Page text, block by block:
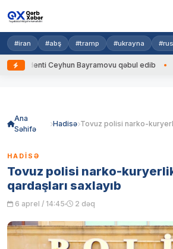
#iran #abş #tramp #ukrayna
Ceyhun Bayramovu qəbul edib
Ana
Səhifə
Hadisə
HADISƏ
Tovuz polisi narko-
qardaşları saxlayıb
6 aprel / 14:45 2 dəq